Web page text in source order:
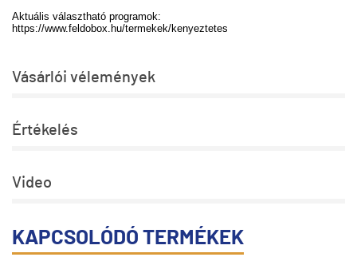
Aktuális választható programok:
https://www.feldobox.hu/termekek/kenyeztetes
Vásárlói vélemények
Értékelés
Video
KAPCSOLÓDÓ TERMÉKEK